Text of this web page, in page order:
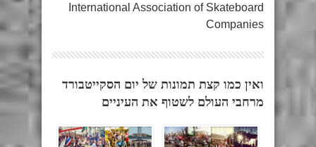
International Association of Skateboard
Companies
ואין כמו קצת תמונות של יום הסקייטבורד
מרחבי העולם לשטוף את העיניים